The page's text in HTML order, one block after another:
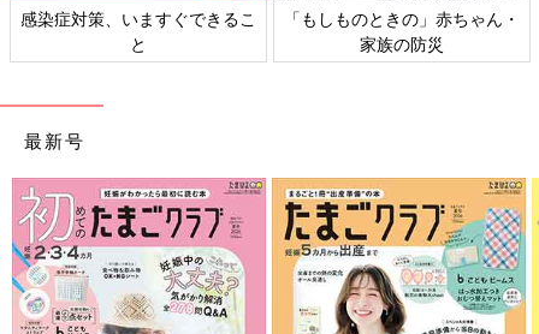
感染症対策、いますぐできるこ
と
「もしものときの」赤ちゃん・
家族の防災
最新号